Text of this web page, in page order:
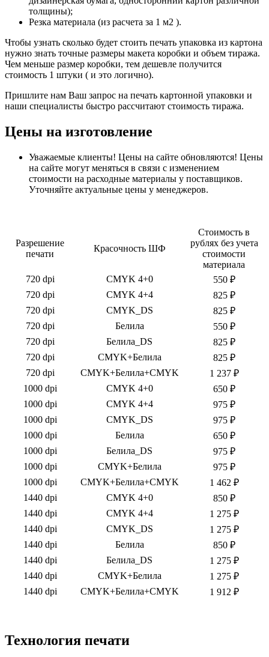
толщины);
Резка материала (из расчета за 1 м2 ).
Чтобы узнать сколько будет стоить печать упаковка из картона
нужно знать точные размеры макета коробки и объем тиража.
Чем меньше размер коробки, тем дешевле получится
стоимость 1 штуки ( и это логично).
Пришлите нам Ваш запрос на печать картонной упаковки и
наши специалисты быстро рассчитают стоимость тиража.
Цены на изготовление
Уважаемые клиенты! Цены на сайте обновляются! Цены
на сайте могут меняться в связи с изменением
стоимости на расходные материалы у поставщиков.
Уточняйте актуальные цены у менеджеров.
Разрешение
печати
Красочность ШФ
Стоимость в
рублях без учета
стоимости
материала
720 dpi
CMYK 4+0
550 ₽
720 dpi
CMYK 4+4
825 ₽
720 dpi
CMYK_DS
825 ₽
720 dpi
Белила
550 ₽
720 dpi
Белила_DS
825 ₽
720 dpi
CMYK+Белила
825 ₽
720 dpi
CMYK+Белила+CMYK
1 237 ₽
1000 dpi
CMYK 4+0
650 ₽
1000 dpi
CMYK 4+4
975 ₽
1000 dpi
CMYK_DS
975 ₽
1000 dpi
Белила
650 ₽
1000 dpi
Белила_DS
975 ₽
1000 dpi
CMYK+Белила
975 ₽
1000 dpi
CMYK+Белила+CMYK
1 462 ₽
1440 dpi
CMYK 4+0
850 ₽
1440 dpi
CMYK 4+4
1 275 ₽
1440 dpi
CMYK_DS
1 275 ₽
1440 dpi
Белила
850 ₽
1440 dpi
Белила_DS
1 275 ₽
1440 dpi
CMYK+Белила
1 275 ₽
1440 dpi
CMYK+Белила+CMYK 1 912 ₽
Технология печати